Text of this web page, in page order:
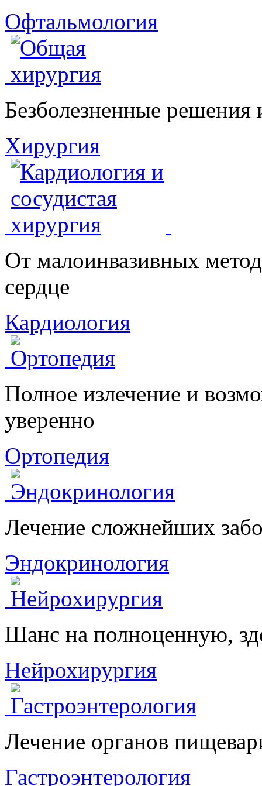
Офтальмология
Безболезненные решения
Хирургия
От малоинвазивных
сердце
Кардиология
Полное излечение и
уверенно
Ортопедия
Лечение сложнейших
Эндокринология
Шанс на полноценную,
Нейрохирургия
Лечение органов
Гастроэнтерология